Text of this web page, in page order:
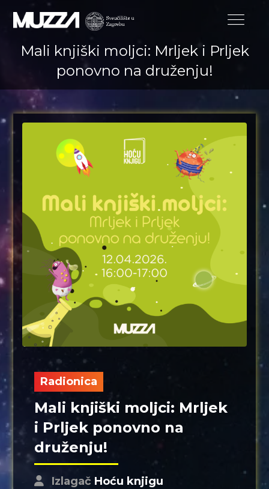
Mali knjiški moljci: Mrljek i Prljek
ponovno na druženju!
Radionica
Mali knjiški moljci: Mrljek
i Prljek ponovno na
druženju!
Izlagač Hoću knjigu